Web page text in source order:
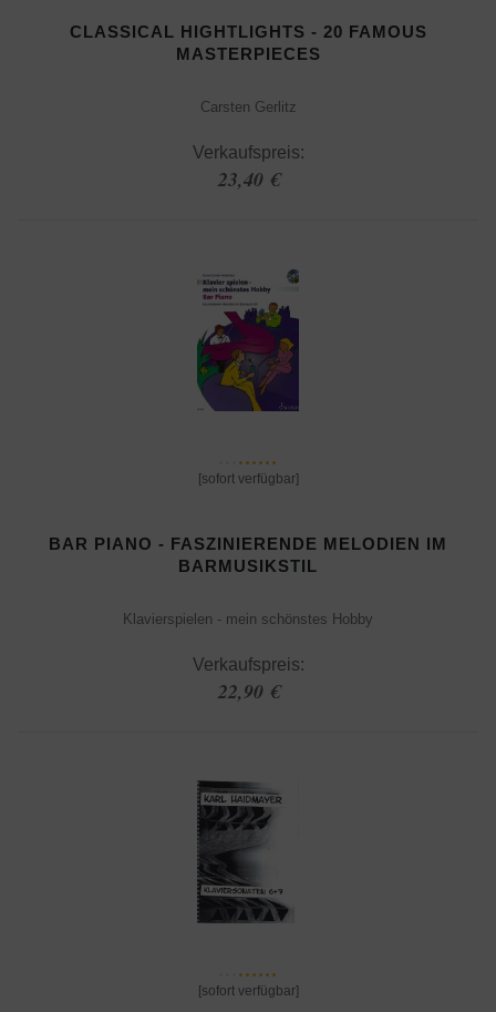
CLASSICAL HIGHTLIGHTS - 20 FAMOUS
MASTERPIECES
Carsten Gerlitz
Verkaufspreis:
23,40 €
[sofort verfügbar]
BAR PIANO - FASZINIERENDE MELODIEN IM
BARMUSIKSTIL
Klavierspielen - mein schönstes Hobby
Verkaufspreis:
22,90 €
[sofort verfügbar]